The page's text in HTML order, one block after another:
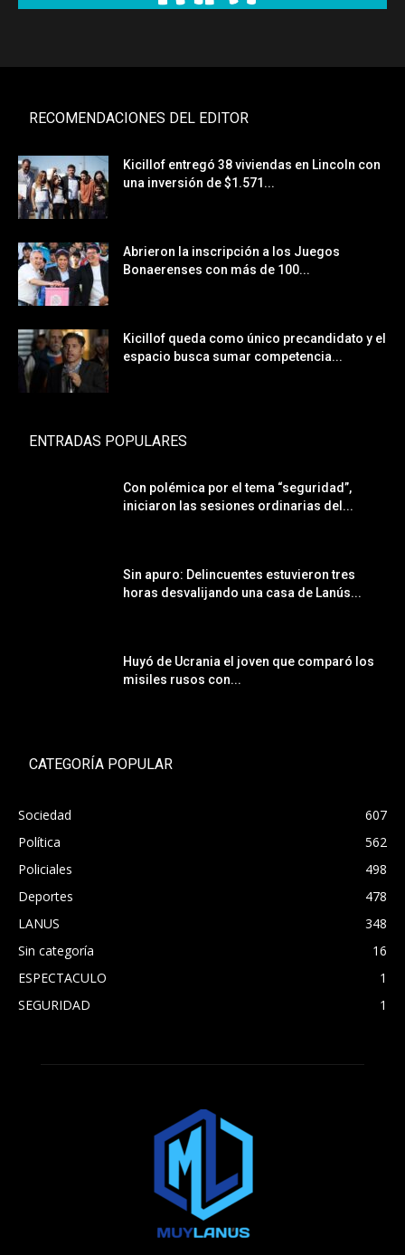
RECOMENDACIONES DEL EDITOR
Kicillof entregó 38 viviendas en Lincoln con
una inversión de $1.571...
Abrieron la inscripción a los Juegos
Bonaerenses con más de 100...
Kicillof queda como único precandidato y el
espacio busca sumar competencia...
ENTRADAS POPULARES
Con polémica por el tema “seguridad”,
iniciaron las sesiones ordinarias del...
Sin apuro: Delincuentes estuvieron tres
horas desvalijando una casa de Lanús...
Huyó de Ucrania el joven que comparó los
misiles rusos con...
CATEGORÍA POPULAR
Sociedad
607
Política
562
Policiales
498
Deportes
478
LANUS
348
Sin categoría
16
ESPECTACULO
1
SEGURIDAD
1